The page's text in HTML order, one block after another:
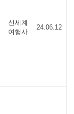
신세계
여행사
24.06.12